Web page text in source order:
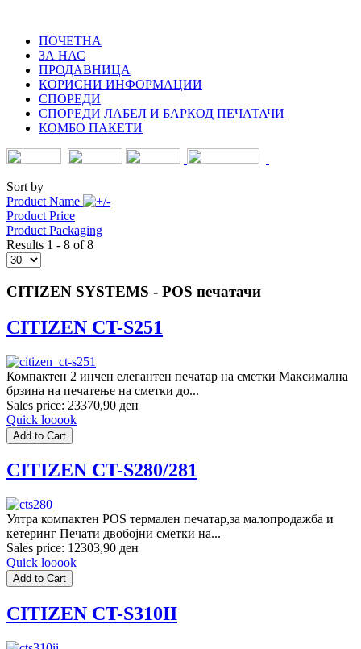
ПОЧЕТНА
ЗА НАС
ПРОДАВНИЦА
КОРИСНИ ИНФОРМАЦИИ
СПОРЕДИ
СПОРЕДИ ЛАБЕЛ И БАРКОД ПЕЧАТАЧИ
КОМБО ПАКЕТИ
Sort by
Product Name
Product Price
Product Packaging
Results 1 - 8 of 8
CITIZEN SYSTEMS - POS печатачи
CITIZEN CT-S251
Компактен 2 инчен елегантен печатар на сметки Максимална
брзина на печатење на сметки до...
Sales price: 23370,90 ден
Quick looook
CITIZEN CT-S280/281
Ултра компактен POS термален печатар,за малопродажба и
кетеринг Печати двобојни сметки на...
Sales price: 12303,90 ден
Quick looook
CITIZEN CT-S310II